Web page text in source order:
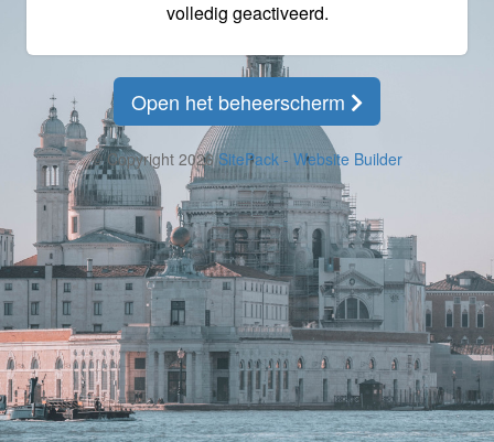
volledig geactiveerd.
Open het beheerscherm
© Copyright 2026SitePack - Website Builder